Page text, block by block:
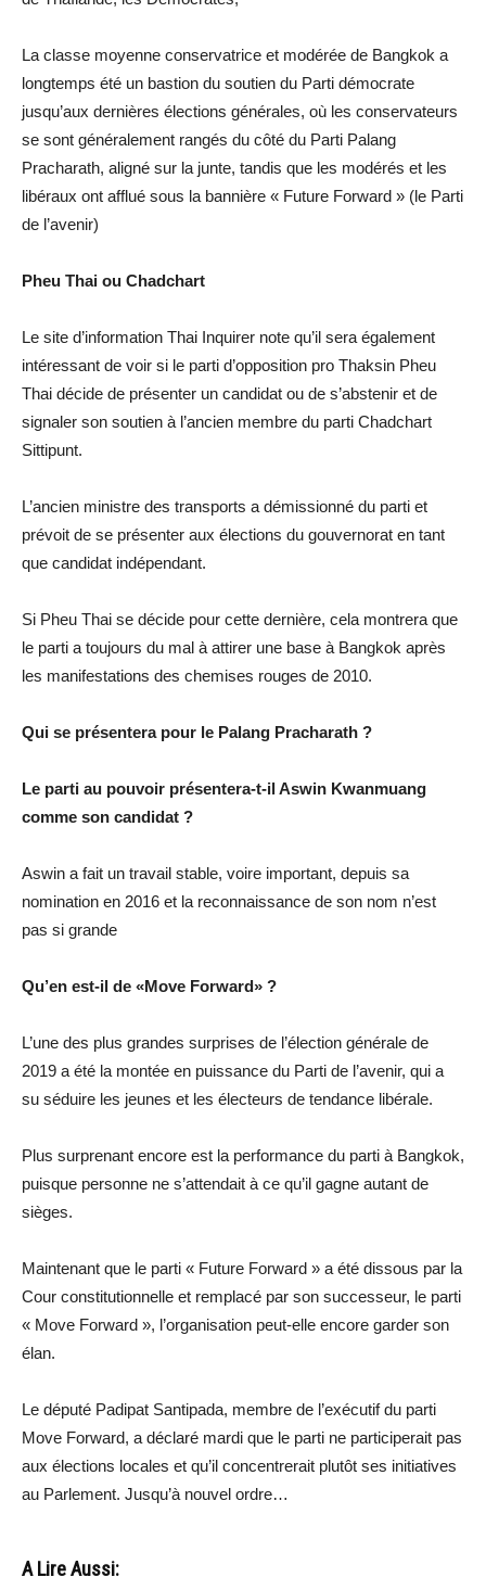
La classe moyenne conservatrice et modérée de Bangkok a
longtemps été un bastion du soutien du Parti démocrate
jusqu’aux dernières élections générales, où les conservateurs
se sont généralement rangés du côté du Parti Palang
Pracharath, aligné sur la junte, tandis que les modérés et les
libéraux ont afflué sous la bannière « Future Forward » (le Parti
de l’avenir)
Pheu Thai ou Chadchart
Le site d’information Thai Inquirer note qu’il sera également
intéressant de voir si le parti d’opposition pro Thaksin Pheu
Thai décide de présenter un candidat ou de s’abstenir et de
signaler son soutien à l’ancien membre du parti Chadchart
Sittipunt.
L’ancien ministre des transports a démissionné du parti et
prévoit de se présenter aux élections du gouvernorat en tant
que candidat indépendant.
Si Pheu Thai se décide pour cette dernière, cela montrera que
le parti a toujours du mal à attirer une base à Bangkok après
les manifestations des chemises rouges de 2010.
Qui se présentera pour le Palang Pracharath ?
Le parti au pouvoir présentera-t-il Aswin Kwanmuang
comme son candidat ?
Aswin a fait un travail stable, voire important, depuis sa
nomination en 2016 et la reconnaissance de son nom n’est
pas si grande
Qu’en est-il de «Move Forward» ?
L’une des plus grandes surprises de l’élection générale de
2019 a été la montée en puissance du Parti de l’avenir, qui a
su séduire les jeunes et les électeurs de tendance libérale.
Plus surprenant encore est la performance du parti à Bangkok,
puisque personne ne s’attendait à ce qu’il gagne autant de
sièges.
Maintenant que le parti « Future Forward » a été dissous par la
Cour constitutionnelle et remplacé par son successeur, le parti
« Move Forward », l’organisation peut-elle encore garder son
élan.
Le député Padipat Santipada, membre de l’exécutif du parti
Move Forward, a déclaré mardi que le parti ne participerait pas
aux élections locales et qu’il concentrerait plutôt ses initiatives
au Parlement. Jusqu’à nouvel ordre…
A Lire Aussi: